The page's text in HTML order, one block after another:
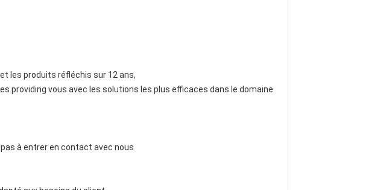
les produits réfléchis sur 12 ans,
vous avec les solutions les plus efficaces dans le domaine
à entrer en contact avec nous